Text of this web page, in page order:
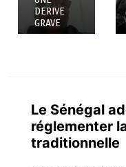
DERIVE
GRAVE
Le Sénégal
réglementer
traditionnelle